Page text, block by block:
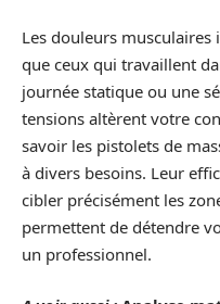
Les douleurs musculaires
que ceux qui travaillent
journée statique ou une
tensions altèrent votre
savoir les pistolets de
à divers besoins. Leur
cibler précisément les
permettent de détendre
un professionnel.